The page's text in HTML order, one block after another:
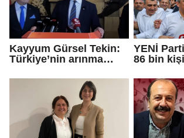
Kayyum Gürsel Tekin:
Türkiye’nin arınma
geldiniz...
YENİ
86 bin